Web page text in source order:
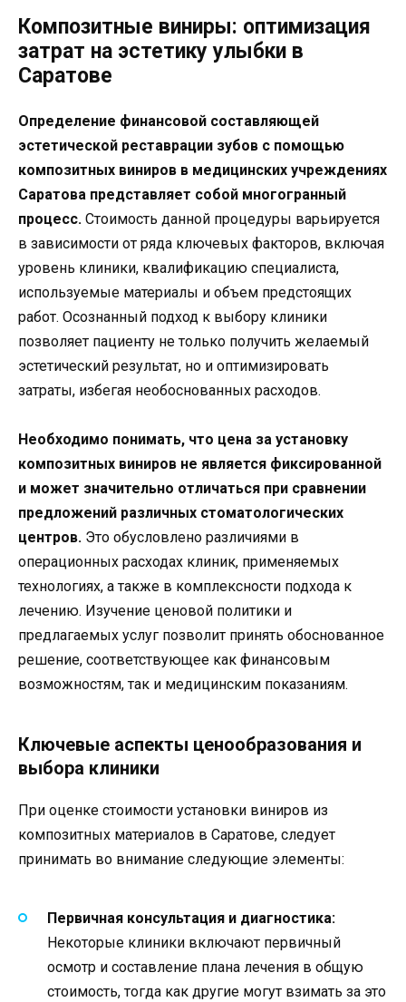
Композитные виниры: оптимизация
затрат на эстетику улыбки в
Саратове
Определение финансовой составляющей
эстетической реставрации зубов с помощью
композитных виниров в медицинских учреждениях
Саратова представляет собой многогранный
процесс. Стоимость данной процедуры варьируется
в зависимости от ряда ключевых факторов, включая
уровень клиники, квалификацию специалиста,
используемые материалы и объем предстоящих
работ. Осознанный подход к выбору клиники
позволяет пациенту не только получить желаемый
эстетический результат, но и оптимизировать
затраты, избегая необоснованных расходов.
Необходимо понимать, что цена за установку
композитных виниров не является фиксированной
и может значительно отличаться при сравнении
предложений различных стоматологических
центров. Это обусловлено различиями в
операционных расходах клиник, применяемых
технологиях, а также в комплексности подхода к
лечению. Изучение ценовой политики и
предлагаемых услуг позволит принять обоснованное
решение, соответствующее как финансовым
возможностям, так и медицинским показаниям.
Ключевые аспекты ценообразования и
выбора клиники
При оценке стоимости установки виниров из
композитных материалов в Саратове, следует
принимать во внимание следующие элементы:
Первичная консультация и диагностика:
Некоторые клиники включают первичный
осмотр и составление плана лечения в общую
стоимость, тогда как другие могут взимать за это